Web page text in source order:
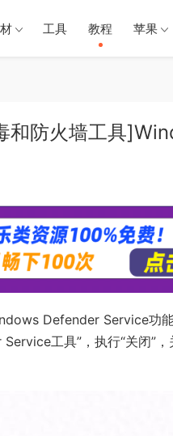
工具 教程 苹果
和防火墙工具
Defender Service功
工具”，执行“关闭”